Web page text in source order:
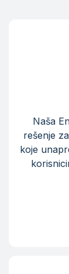
Naša
rešenje
koje